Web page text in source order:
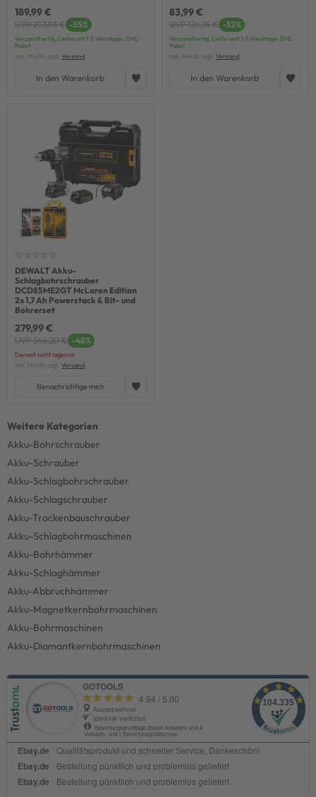
189,99 €
UVP 293,93 € -35%
Versandfertig, Lieferzeit 1-3 Werktage, DHL-
Paket
inkl. MwSt. zzgl. Versand
In den Warenkorb
83,99 €
UVP 124,95 € -32%
Versandfertig, Lieferzeit 1-3 Werktage, DHL-
Paket
inkl. MwSt. zzgl. Versand
In den Warenkorb
DEWALT Akku-
Schlagbohrschrauber
DCD85ME2GT McLaren Edition
2x 1,7 Ah Powerstack & Bit- und
Bohrerset
279,99 €
UVP 546,20 € -48%
Derzeit nicht lagernd
inkl. MwSt. zzgl. Versand
Benachrichtige mich
Akku-Bohrschrauber
Akku-Schrauber
Akku-Schlagbohrschrauber
Akku-Schlagschrauber
Akku-Trockenbauschrauber
Akku-Schlagbohrmaschinen
Akku-Bohrhämmer
Akku-Schlaghämmer
Akku-Abbruchhämmer
Akku-Magnetkernbohrmaschinen
Akku-Bohrmaschinen
Akku-Diamantkernbohrmaschinen